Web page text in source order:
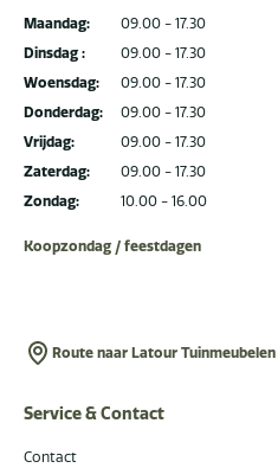
Maandag:
Dinsdag :
Woensdag:
Donderdag:
Vrijdag:
Zaterdag:
Zondag:
09.00 - 17.30
09.00 - 17.30
09.00 - 17.30
09.00 - 17.30
09.00 - 17.30
09.00 - 17.30
10.00 - 16.00
Koopzondag / feestdagen
Route naar Latour Tuinmeubelen
Service & Contact
Contact